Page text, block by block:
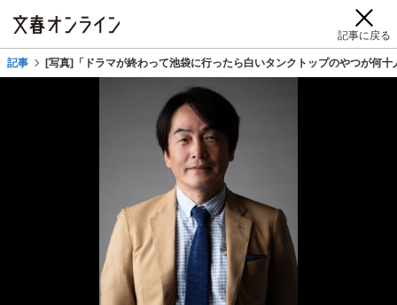
記事に戻る
記事 [写真]「ドラマが終わって池袋に行ったら白いタンクトップのやつが何